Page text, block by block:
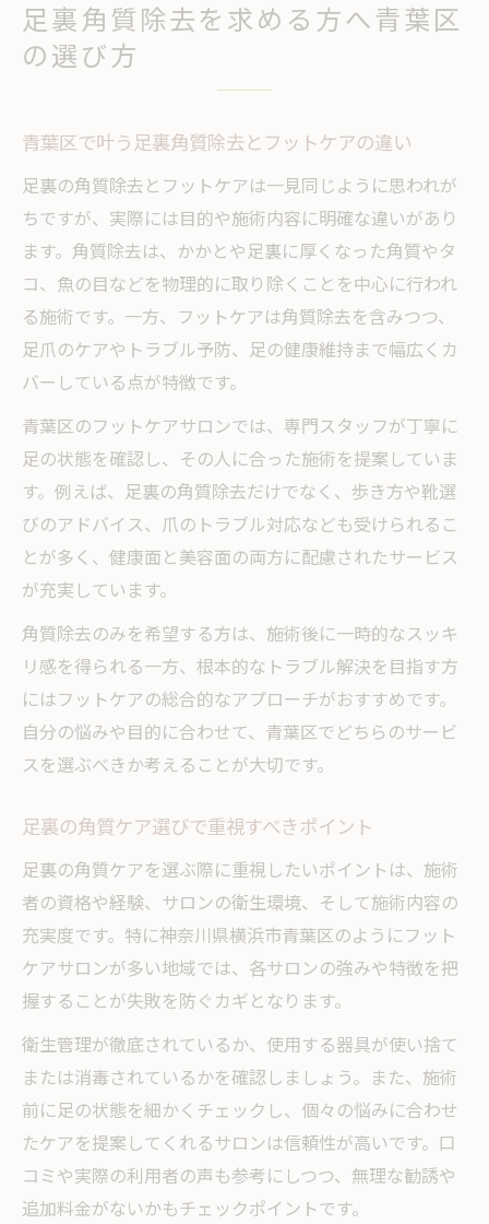
足裏角質除去を求める方へ青葉区
の選び方
青葉区で叶う足裏角質除去とフットケアの違い
足裏の角質除去とフットケアは一見同じように思われが
ちですが、実際には目的や施術内容に明確な違いがあり
ます。角質除去は、かかとや足裏に厚くなった角質やタ
コ、魚の目などを物理的に取り除くことを中心に行われ
る施術です。一方、フットケアは角質除去を含みつつ、
足爪のケアやトラブル予防、足の健康維持まで幅広くカ
バーしている点が特徴です。
青葉区のフットケアサロンでは、専門スタッフが丁寧に
足の状態を確認し、その人に合った施術を提案していま
す。例えば、足裏の角質除去だけでなく、歩き方や靴選
びのアドバイス、爪のトラブル対応なども受けられるこ
とが多く、健康面と美容面の両方に配慮されたサービス
が充実しています。
角質除去のみを希望する方は、施術後に一時的なスッキ
リ感を得られる一方、根本的なトラブル解決を目指す方
にはフットケアの総合的なアプローチがおすすめです。
自分の悩みや目的に合わせて、青葉区でどちらのサービ
スを選ぶべきか考えることが大切です。
足裏の角質ケア選びで重視すべきポイント
足裏の角質ケアを選ぶ際に重視したいポイントは、施術
者の資格や経験、サロンの衛生環境、そして施術内容の
充実度です。特に神奈川県横浜市青葉区のようにフット
ケアサロンが多い地域では、各サロンの強みや特徴を把
握することが失敗を防ぐカギとなります。
衛生管理が徹底されているか、使用する器具が使い捨て
または消毒されているかを確認しましょう。また、施術
前に足の状態を細かくチェックし、個々の悩みに合わせ
たケアを提案してくれるサロンは信頼性が高いです。口
コミや実際の利用者の声も参考にしつつ、無理な勧誘や
追加料金がないかもチェックポイントです。